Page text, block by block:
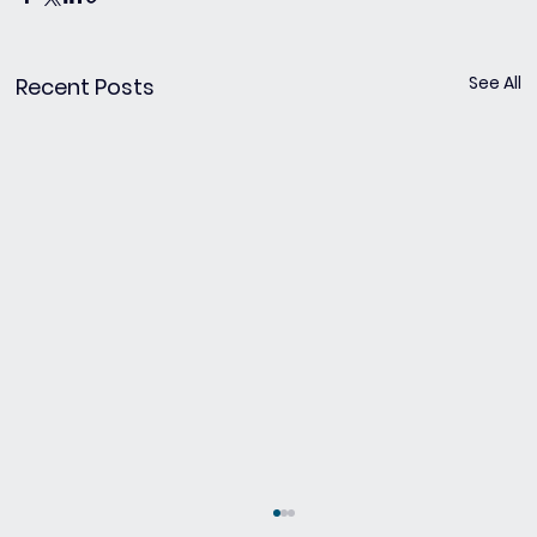
Recent Posts See All